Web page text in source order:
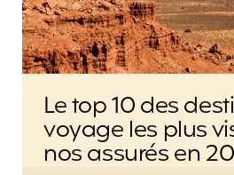
Le top 10 des
voyage les plus
nos assurés en